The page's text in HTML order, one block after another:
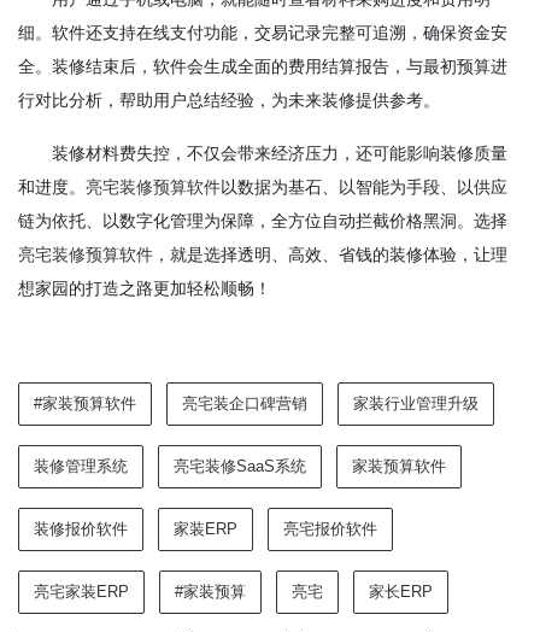
细。软件还支持在线支付功能，交易记录完整可追溯，确保资金安
全。装修结束后，软件会生成全面的费用结算报告，与最初预算进
行对比分析，帮助用户总结经验，为未来装修提供参考。
装修材料费失控，不仅会带来经济压力，还可能影响装修质量
和进度。 亮宅装修预算软件以数据为基石、以智能为手段、以供应
链为依托、以数字化管理为保障，全方位自动拦截价格黑洞。选择
亮宅装修预算软件 ，就是选择透明、高效、省钱的装修体验，让理
想家园的打造之路更加轻松顺畅！
#家装预算软件 亮宅装企口碑营销 家装行业管理升级
装修管理系统 亮宅装修SaaS系统 家装预算软件
装修报价软件 家装ERP 亮宅报价软件
亮宅家装ERP #家装预算 亮宅 家长ERP